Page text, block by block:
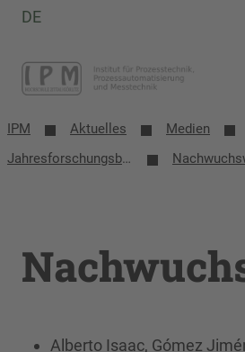
DE
IPM Aktuelles Medien
Jahresforschungsbericht 2021
Alberto Isaac, Gómez